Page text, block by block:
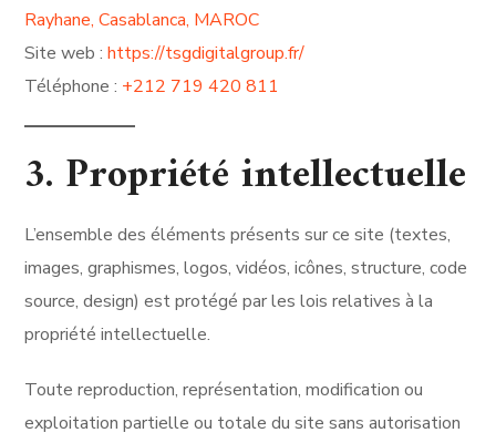
Rayhane, Casablanca, MAROC
Site web :https://tsgdigitalgroup.fr/
Téléphone : +212 719 420 811
3. Propriété intellectuelle
L’ensemble des éléments présents sur ce site (textes,
images, graphismes, logos, vidéos, icônes, structure, code
source, design) est protégé par les lois relatives à la
propriété intellectuelle.
Toute reproduction, représentation, modification ou
exploitation partielle ou totale du site sans autorisation